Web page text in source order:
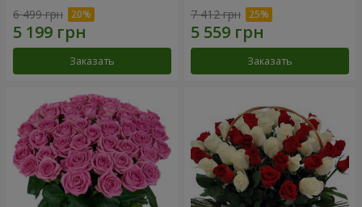
6 499 грн
Заказать
7 412 грн
Заказать